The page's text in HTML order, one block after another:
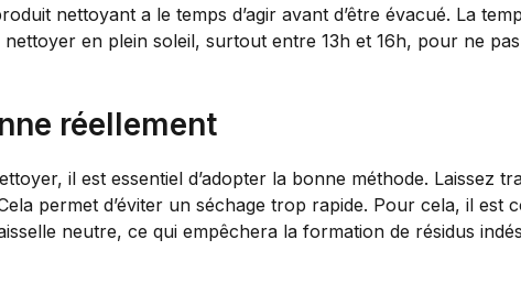
nettoyant a le temps d’agir avant d’être évacué. La
nettoyer en plein soleil, surtout entre 13h et 16h, pour ne
réellement
il est essentiel d’adopter la bonne méthode. Laissez
permet d’éviter un séchage trop rapide. Pour cela, il est
neutre, ce qui empêchera la formation de résidus